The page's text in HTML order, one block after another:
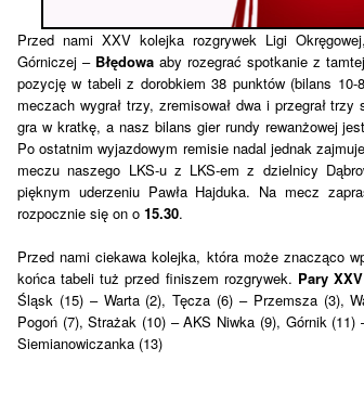
Przed nami XXV kolejka rozgrywek Ligi
Górniczej – Błędowa aby rozegrać spotkanie z
pozycję w tabeli z dorobkiem 38 punktów (bilans
meczach wygrał trzy, zremisował dwa i przegrał
gra w kratkę, a nasz bilans gier rundy rewanżowej
Po ostatnim wyjazdowym remisie nadal jednak
meczu naszego LKS-u z LKS-em z dzielnicy
pięknym uderzeniu Pawła Hajduka. Na mecz
rozpocznie się on o 15.30.
Przed nami ciekawa kolejka, która może znacząco
końca tabeli tuż przed finiszem rozgrywek. Pary
Śląsk (15) – Warta (2), Tęcza (6) – Przemsza (3),
Pogoń (7), Strażak (10) – AKS Niwka (9), Górnik
Siemianowiczanka (13)